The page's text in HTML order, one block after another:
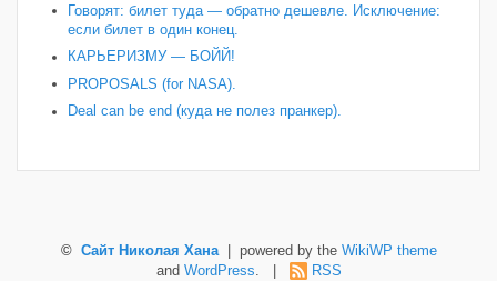
Говорят: билет туда — обратно дешевле. Исключение:
если билет в один конец.
КАРЬЕРИЗМУ — БОЙЙ!
PROPOSALS (for NASA).
Deal can be end (куда не полез пранкер).
© Сайт Николая Хана| powered by the WikiWP theme
and WordPress. | RSS